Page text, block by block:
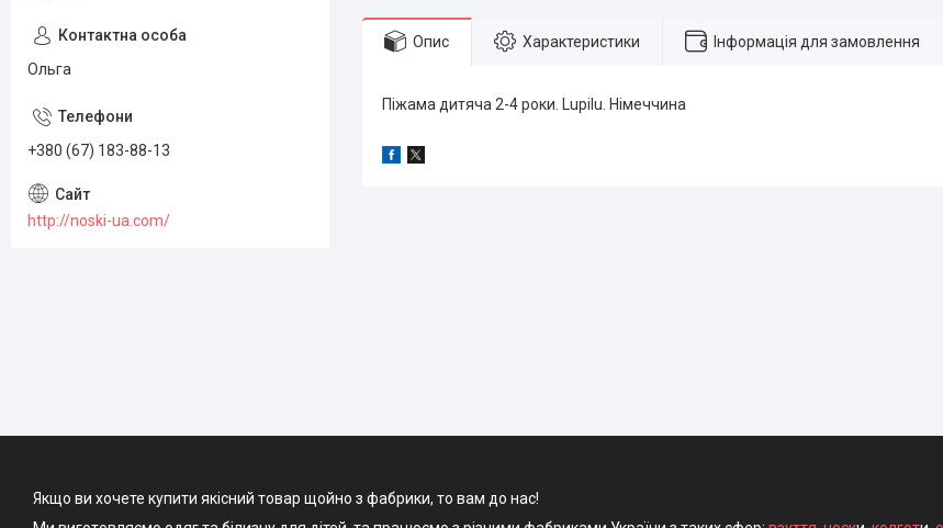
Опис Характеристики Інформація для замовлення
Піжама дитяча 2-4 роки. Lupilu. Німеччина
Ольга
+380 (67) 183-88-13
http://noski-ua.com/
Якщо ви хочете купити якісний товар щойно з фабрики, то вам до нас!